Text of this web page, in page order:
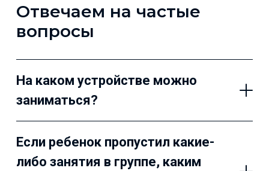
Отвечаем на частые
вопросы
На каком устройстве можно
заниматься?
Если ребенок пропустил какие-
либо занятия в группе, каким